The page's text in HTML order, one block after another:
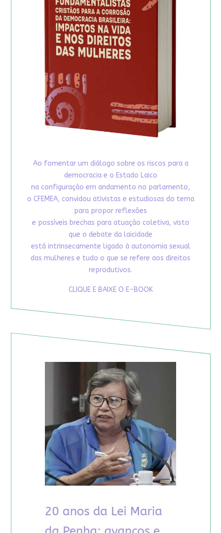
Ao fomentar um diálogo sobre os riscos para a
democracia e o Estado Laico
na configuração em andamento no parlamento,
o CFEMEA, convidou ativistas e estudiosas do tema
para propor reflexões
e possíveis brechas para atuação coletiva, visto
que o debate da laicidade
está intrinsecamente ligado à autonomia sexual
das mulheres e tudo o que se refere aos direitos
reprodutivos.
CLIQUE E BAIXE O E-BOOK